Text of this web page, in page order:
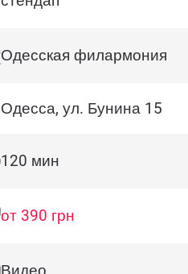
Одесская филармония
Одесса, ул. Бунина 15
120 мин
от 390 грн